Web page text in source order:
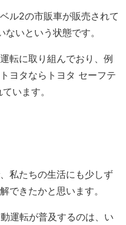
ル2の市販車が販売されて
いという状態です。
転に取り組んでおり、例
ヨタならトヨタ セーフテ
います。
私たちの生活にも少しず
できたかと思います。
運転が普及するのは、い